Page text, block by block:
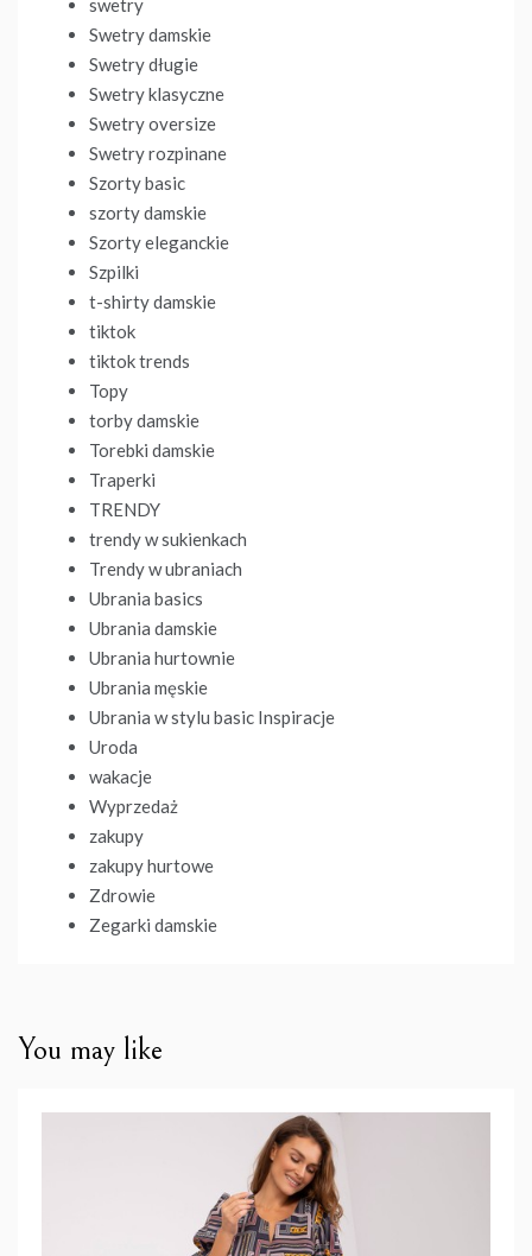
swetry
Swetry damskie
Swetry długie
Swetry klasyczne
Swetry oversize
Swetry rozpinane
Szorty basic
szorty damskie
Szorty eleganckie
Szpilki
t-shirty damskie
tiktok
tiktok trends
Topy
torby damskie
Torebki damskie
Traperki
TRENDY
trendy w sukienkach
Trendy w ubraniach
Ubrania basics
Ubrania damskie
Ubrania hurtownie
Ubrania męskie
Ubrania w stylu basic Inspiracje
Uroda
wakacje
Wyprzedaż
zakupy
zakupy hurtowe
Zdrowie
Zegarki damskie
You may like